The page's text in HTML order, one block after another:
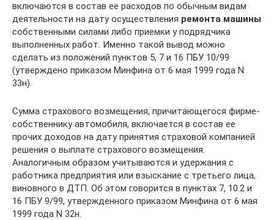
включаются в состав ее расходов по обычным видам
деятельности на дату осуществления ремонта машины
собственными силами либо приемки у подрядчика
выполненных работ. Именно такой вывод можно
сделать из положений пунктов 5, 7 и 16 ПБУ 10/99
(утверждено приказом Минфина от 6 мая 1999 года N
33н).
Сумма страхового возмещения, причитающегося фирме-
собственнику автомобиля, включается в состав ее
прочих доходов на дату принятия страховой компанией
решения о выплате страхового возмещения.
Аналогичным образом учитываются и удержания с
работника предприятия или взыскание с третьего лица,
виновного в ДТП. Об этом говорится в пунктах 7, 10.2 и
16 ПБУ 9/99, утвержденного приказом Минфина от 6 мая
1999 года N 32н.